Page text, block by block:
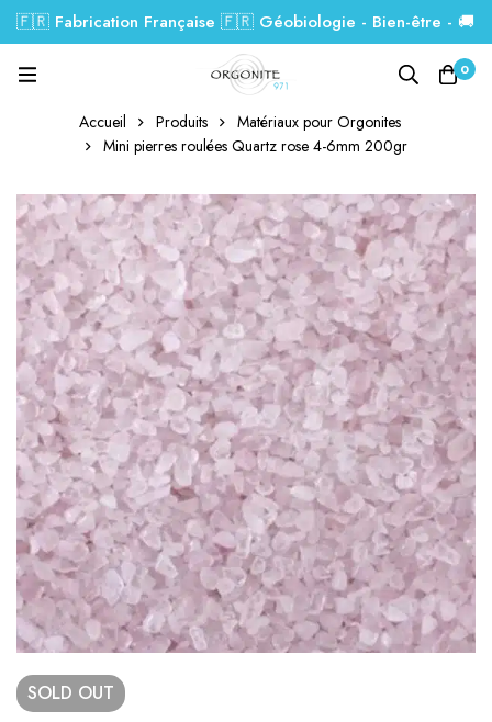
🇫🇷 Fabrication Française 🇫🇷 Géobiologie - Bien-être - 🚚
Livraison GRATUITE dés 99€.
0
Accueil Produits
Matériaux pour Orgonites
Mini pierres roulées Quartz rose 4-6mm 200gr
SOLD OUT